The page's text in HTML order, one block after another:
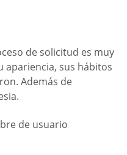
de solicitud es muy
apariencia, sus hábitos
Además de
de usuario